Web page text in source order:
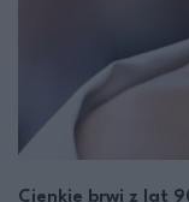
Cienkie brwi z lat